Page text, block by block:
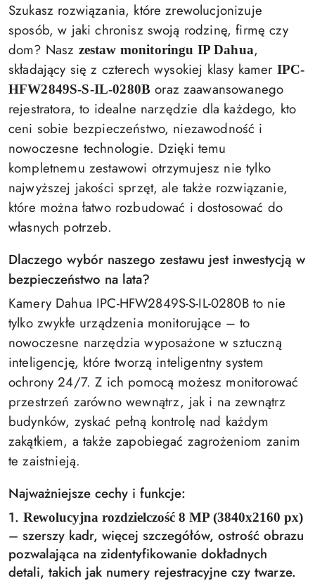
Szukasz rozwiązania, które zrewolucjonizuje
sposób, w jaki chronisz swoją rodzinę, firmę czy
dom? Nasz zestaw monitoringu IP Dahua,
składający się z czterech wysokiej klasy kamer IPC-
HFW2849S-S-IL-0280B oraz zaawansowanego
rejestratora, to idealne narzędzie dla każdego, kto
ceni sobie bezpieczeństwo, niezawodność i
nowoczesne technologie. Dzięki temu
kompletnemu zestawowi otrzymujesz nie tylko
najwyższej jakości sprzęt, ale także rozwiązanie,
które można łatwo rozbudować i dostosować do
własnych potrzeb.
Dlaczego wybór naszego zestawu jest inwestycją w
bezpieczeństwo na lata?
Kamery Dahua IPC-HFW2849S-S-IL-0280B to nie
tylko zwykłe urządzenia monitorujące – to
nowoczesne narzędzia wyposażone w sztuczną
inteligencję, które tworzą inteligentny system
ochrony 24/7. Z ich pomocą możesz monitorować
przestrzeń zarówno wewnątrz, jak i na zewnątrz
budynków, zyskać pełną kontrolę nad każdym
zakątkiem, a także zapobiegać zagrożeniom zanim
te zaistnieją.
Najważniejsze cechy i funkcje:
1. Rewolucyjna rozdzielczość 8 MP (3840x2160 px)
– szerszy kadr, więcej szczegółów, ostrość obrazu
pozwalająca na zidentyfikowanie dokładnych
detali, takich jak numery rejestracyjne czy twarze.